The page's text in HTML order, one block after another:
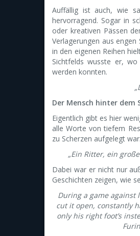
Auffällig ist auch, wie
hervorragend. Sogar in
oder kreativen Pässen
Verlagerungen aus
in den eigenen Reihen
Sichtfelds wusste er,
werden konnten.
Der Mensch hinter dem
Eigentlich gibt es hier
alle Worte von tiefem
zu Scherzen aufgelegt
„Ein Ritter, ein
Dabei war er nicht nur
Geschichten zeigen, wie
During a game against
cut it open, constantly
only his right foot’s